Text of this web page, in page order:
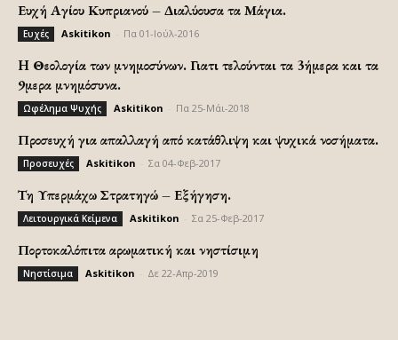
Ευχή Αγίου Κυπριανού – Διαλύουσα τα Μάγια.
Ευχές Askitikon Πα 01-Ιούλ-2016
H Θεολογία των μνημοσύνων. Γιατι τελούνται τα 3ήμερα και τα
9μερα μνημόσυνα.
Ωφέλημα Ψυχής Askitikon Πα 25-Μάι-2018
Προσευχή για απαλλαγή από κατάθλιψη και ψυχικά νοσήματα.
Προσευχές Askitikon Σα 04-Φεβ-2017
Τη Υπερμάχω Στρατηγώ – Εξήγηση.
Λειτουργικά Κείμενα Askitikon Σα 25-Φεβ-2017
Πορτοκαλόπιτα αρωματική και νηστίσιμη
Νηστίσιμα Askitikon Δε 22-Απρ-2019